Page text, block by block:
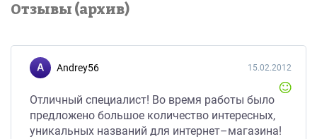
Отзывы (архив)
Andrey56 15.02.2012
Отличный специалист! Во время работы было
предложено большое количество интересных,
уникальных названий для интернет–магазина!